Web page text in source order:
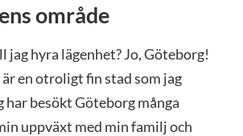
område
jag hyra lägenhet? Jo, Göteborg!
en otroligt fin stad som jag
har besökt Göteborg många
uppväxt med min familj och